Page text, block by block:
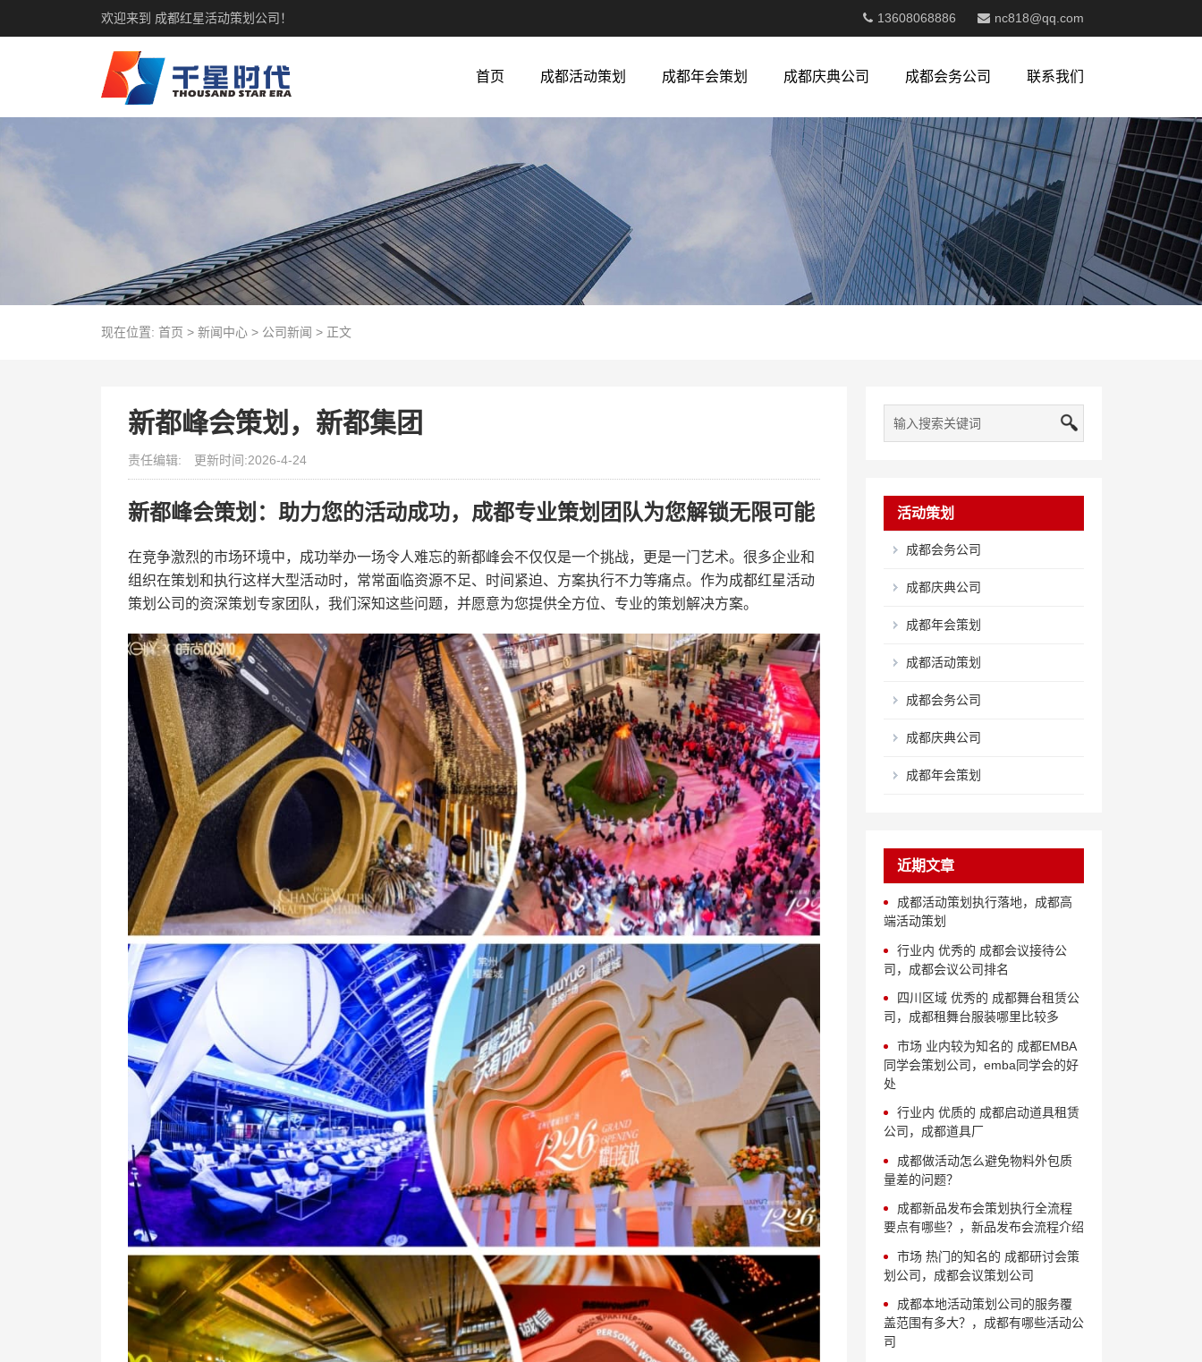
欢迎来到 成都红星活动策划公司！ 13608068886 nc818@qq.com
首页 成都活动策划 成都年会策划 成都庆典公司 成都会务公司 联系我们
现在位置: 首页 > 新闻中心> 公司新闻 > 正文
新都峰会策划，新都集团
责任编辑: 更新时间:2026-4-24
新都峰会策划：助力您的活动成功，成都专业策划团队为您解锁无限可能
在竞争激烈的市场环境中，成功举办一场令人难忘的新都峰会不仅仅是一个挑战，更是一门艺术。很多企业和
组织在策划和执行这样大型活动时，常常面临资源不足、时间紧迫、方案执行不力等痛点。作为成都红星活动
策划公司的资深策划专家团队，我们深知这些问题，并愿意为您提供全方位、专业的策划解决方案。
活动策划
成都会务公司
成都庆典公司
成都年会策划
成都活动策划
成都会务公司
成都庆典公司
成都年会策划
近期文章
成都活动策划执行落地，成都高
端活动策划
行业内 优秀的 成都会议接待公
司，成都会议公司排名
四川区域 优秀的 成都舞台租赁公
司，成都租舞台服装哪里比较多
市场 业内较为知名的 成都EMBA
同学会策划公司，emba同学会的好
处
行业内 优质的 成都启动道具租赁
公司，成都道具厂
成都做活动怎么避免物料外包质
量差的问题？
成都新品发布会策划执行全流程
要点有哪些？，新品发布会流程介绍
市场 热门的知名的 成都研讨会策
划公司，成都会议策划公司
成都本地活动策划公司的服务覆
盖范围有多大？，成都有哪些活动公
司